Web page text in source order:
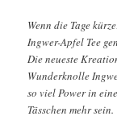
Wenn die Tage
Ingwer-Apfel Tee
Die neueste
Wunderknolle
so viel Power in
Tässchen mehr sein.